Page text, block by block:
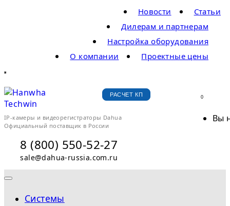
Статьи
Новости
Дилерам и партнерам
Настройка оборудования
Проектные цены
О компании
IP-камеры и видеорегистраторы Dahua
Официальный поставщик в России
РАСЧЕТ КП
8 (800) 550-52-27
sale@dahua-russia.com.ru
0
Вы
Системы